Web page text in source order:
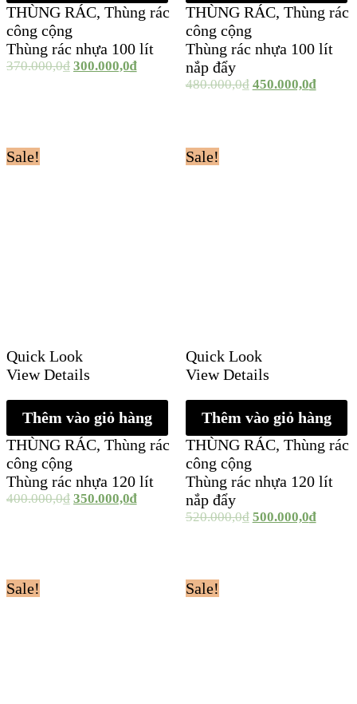
THÙNG RÁC, Thùng rác
công cộng
Thùng rác nhựa 100 lít
370.000,0₫ 300.000,0₫
THÙNG RÁC, Thùng rác
công cộng
Thùng rác nhựa 100 lít
nắp đẩy
480.000,0₫ 450.000,0₫
Sale!
Quick Look
View Details
Thêm vào giỏ hàng
THÙNG RÁC, Thùng rác
công cộng
Thùng rác nhựa 120 lít
400.000,0₫ 350.000,0₫
Sale!
Quick Look
View Details
Thêm vào giỏ hàng
THÙNG RÁC, Thùng rác
công cộng
Thùng rác nhựa 120 lít
nắp đẩy
520.000,0₫ 500.000,0₫
Sale! Sale!